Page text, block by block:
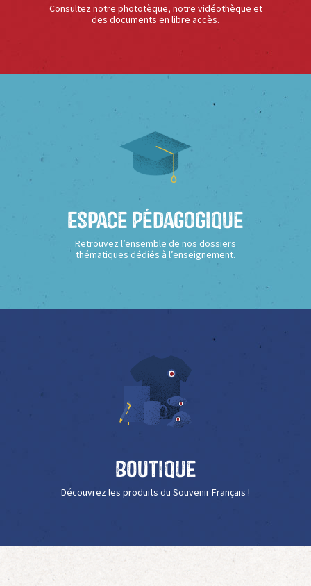
Consultez notre phototèque, notre vidéothèque et
des documents en libre accès.
Espace Pédagogique
Retrouvez l’ensemble de nos dossiers
thématiques dédiés à l’enseignement.
Boutique
Découvrez les produits du Souvenir Français !